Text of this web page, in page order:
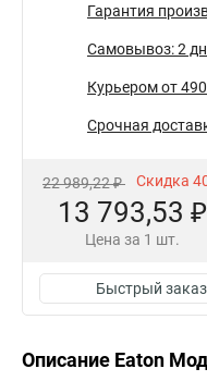
Гарантия
Самовывоз: 2
Курьером от
Срочная
22 989,22 ₽ Скидка
13 793,53 ₽
Цена за 1 шт.
Быстрый заказ
Описание Eaton